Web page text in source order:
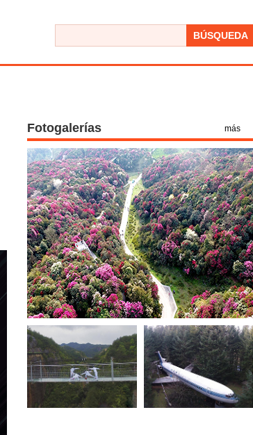
BÚSQUEDA
Fotogalerías más